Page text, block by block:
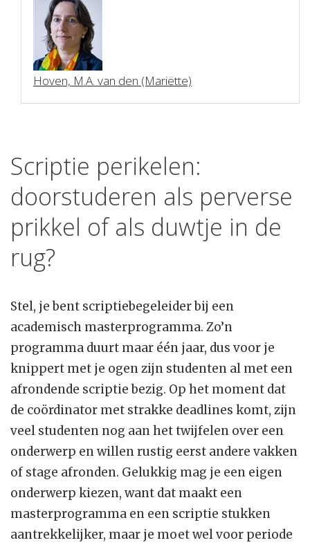
Hoven, M.A. van den (Mariëtte)
Scriptie perikelen:
doorstuderen als perverse
prikkel of als duwtje in de
rug?
Stel, je bent scriptiebegeleider bij een
academisch masterprogramma. Zo’n
programma duurt maar één jaar, dus voor je
knippert met je ogen zijn studenten al met een
afrondende scriptie bezig. Op het moment dat
de coördinator met strakke deadlines komt, zijn
veel studenten nog aan het twijfelen over een
onderwerp en willen rustig eerst andere vakken
of stage afronden. Gelukkig mag je een eigen
onderwerp kiezen, want dat maakt een
masterprogramma en een scriptie stukken
aantrekkelijker, maar je moet wel voor periode